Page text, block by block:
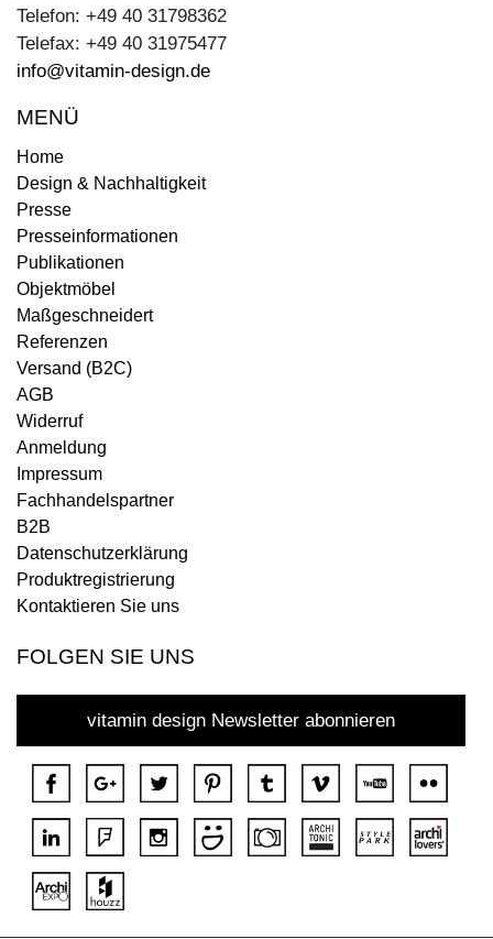
Telefon: +49 40 31798362
Telefax: +49 40 31975477
info@vitamin-design.de
MENÜ
Home
Design & Nachhaltigkeit
Presse
Presseinformationen
Publikationen
Objektmöbel
Maßgeschneidert
Referenzen
Versand (B2C)
AGB
Widerruf
Anmeldung
Impressum
Fachhandelspartner
B2B
Datenschutzerklärung
Produktregistrierung
Kontaktieren Sie uns
FOLGEN SIE UNS
vitamin design Newsletter abonnieren